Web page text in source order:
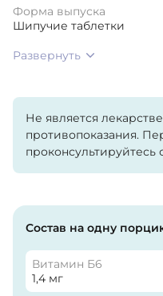
Форма выпуска
Шипучие таблетки
Развернуть
Не является
противопоказания.
проконсультируйтесь
Состав на одну
Витамин Б6
1,4 мг